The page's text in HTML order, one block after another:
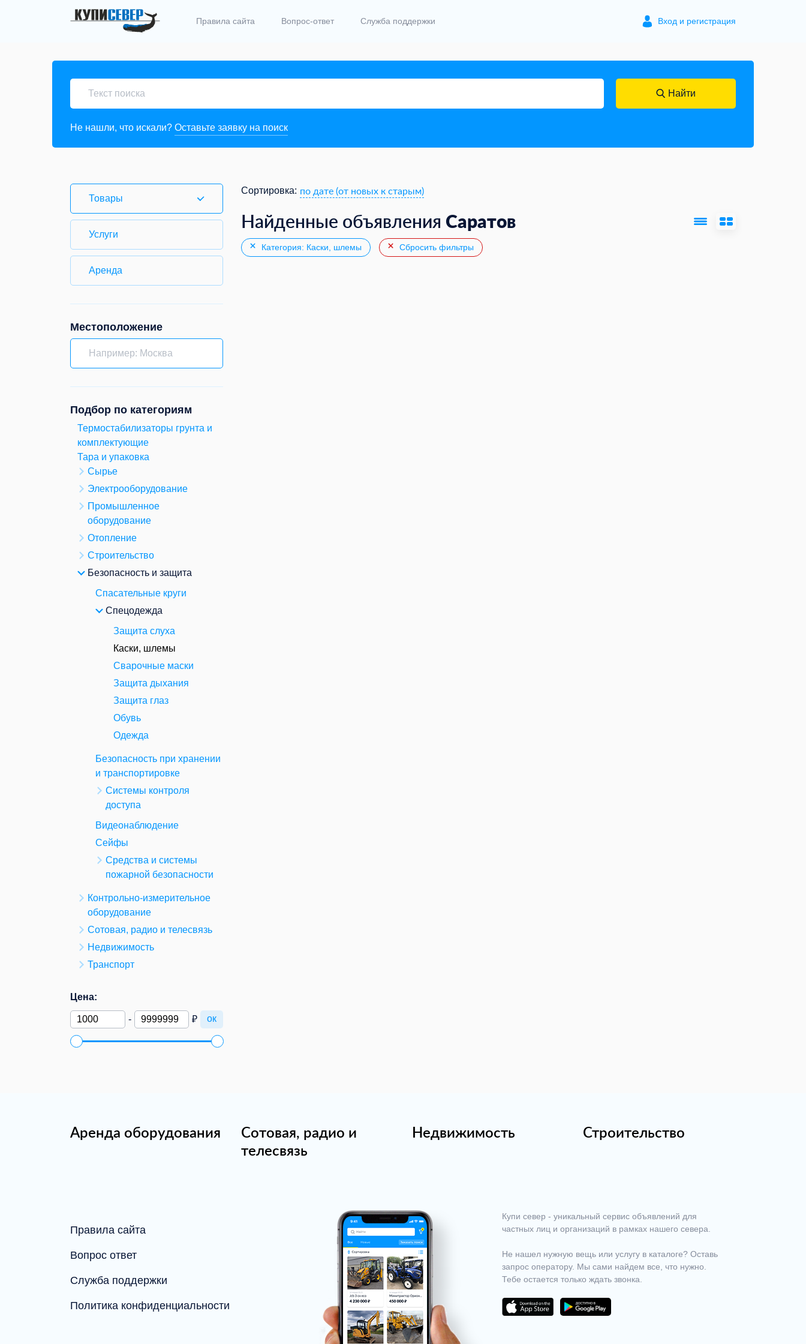
Правила сайта Вопрос-ответ Служба поддержки Вход и регистрация
Найти
Не нашли, что искали? Оставьте заявку на поиск
Товары
Услуги
Аренда
Местоположение
Подбор по категориям
Термостабилизаторы грунта и
комплектующие
Тара и упаковка
Сырье
Электрооборудование
Промышленное
оборудование
Отопление
Строительство
Безопасность и защита
Спасательные круги
Спецодежда
Защита слуха
Каски, шлемы
Сварочные маски
Защита дыхания
Защита глаз
Обувь
Одежда
Безопасность при хранении
и транспортировке
Системы контроля
доступа
Видеонаблюдение
Сейфы
Средства и системы
пожарной безопасности
Контрольно-измерительное
оборудование
Сотовая, радио и телесвязь
Недвижимость
Транспорт
Цена:
- ₽ ок
Сортировка: по дате (от новых к старым)
Найденные объявления Саратов
Категория: Каски, шлемы Сбросить фильтры
Аренда оборудования
Сотовая, радио и
телесвязь
Недвижимость Строительство
Правила сайта
Вопрос ответ
Служба поддержки
Политика конфиденциальности
Купи север - уникальный сервис объявлений для
частных лиц и организаций в рамках нашего севера.
Не нашел нужную вещь или услугу в каталоге? Оставь
запрос оператору. Мы сами найдем все, что нужно.
Тебе остается только ждать звонка.